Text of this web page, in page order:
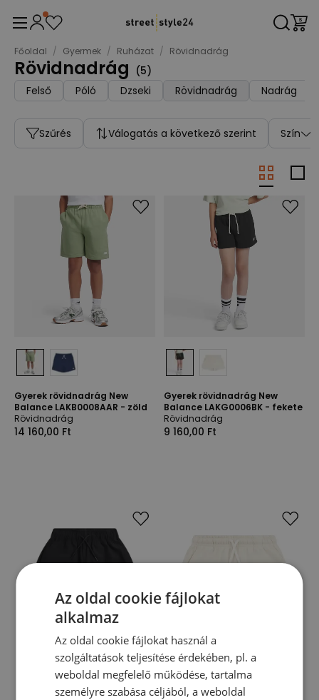
Főoldal / Gyermek / Ruházat / Rövidnadrág
Rövidnadrág (5)
Felső
Póló Dzseki Rövidnadrág Nadrág
Szűrés Válogatás a következő szerint Szín
Gyerek rövidnadrág New
Balance LAKB0008AAR - zöld
Rövidnadrág
14 160,00 Ft
Gyerek rövidnadrág New
Balance LAKG0006BK - fekete
Rövidnadrág
9 160,00 Ft
Az oldal cookie fájlokat
alkalmaz
Az oldal cookie fájlokat használ a
szolgáltatások teljesítése érdekében, pl. a
weboldal megfelelő működése, tartalma
személyre szabása céljából, a weboldal